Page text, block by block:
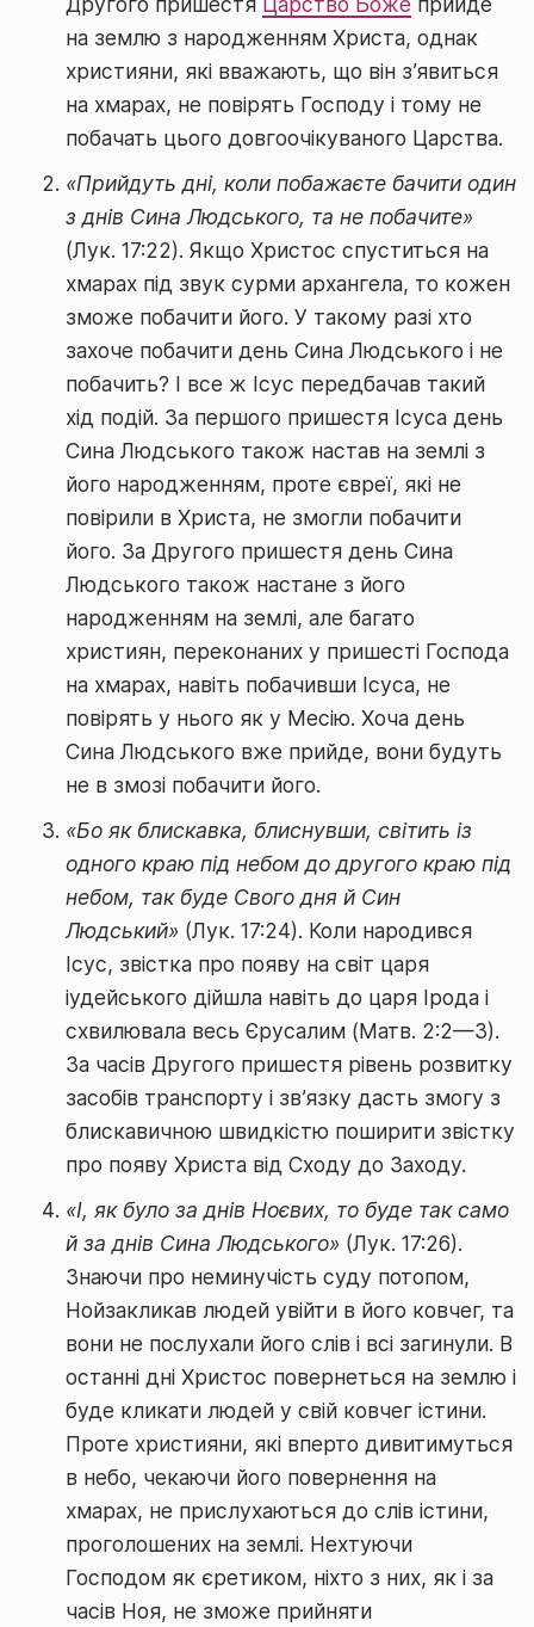
на землю з народженням Христа, однак
християни, які вважають, що він з’явиться
на хмарах, не повірять Господу і тому не
побачать цього довгоочікуваного Царства.
«Прийдуть дні, коли побажаєте бачити один
з днів Сина Людського, та не побачите»
(Лук. 17:22). Якщо Христос спуститься на
хмарах під звук сурми архангела, то кожен
зможе побачити його. У такому разі хто
захоче побачити день Сина Людського і не
побачить? І все ж Ісус передбачав такий
хід подій. За першого пришестя Ісуса день
Сина Людського також настав на землі з
його народженням, проте євреї, які не
повірили в Христа, не змогли побачити
його. За Другого пришестя день Сина
Людського також настане з його
народженням на землі, але багато
християн, переконаних у пришесті Господа
на хмарах, навіть побачивши Ісуса, не
повірять у нього як у Месію. Хоча день
Сина Людського вже прийде, вони будуть
не в змозі побачити його.
«Бо як блискавка, блиснувши, світить із
одного краю під небом до другого краю під
небом, так буде Свого дня й Син
Людський» (Лук. 17:24). Коли народився
Ісус, звістка про появу на світ царя
іудейського дійшла навіть до царя Ірода і
схвилювала весь Єрусалим (Матв. 2:2—3).
За часів Другого пришестя рівень розвитку
засобів транспорту і зв’язку дасть змогу з
блискавичною швидкістю поширити звістку
про появу Христа від Сходу до Заходу.
«І, як було за днів Ноєвих, то буде так само
й за днів Сина Людського» (Лук. 17:26).
Знаючи про неминучість суду потопом,
Нойзакликав людей увійти в його ковчег, та
вони не послухали його слів і всі загинули. В
останні дні Христос повернеться на землю і
буде кликати людей у свій ковчег істини.
Проте християни, які вперто дивитимуться
в небо, чекаючи його повернення на
хмарах, не прислухаються до слів істини,
проголошених на землі. Нехтуючи
Господом як єретиком, ніхто з них, як і за
часів Ноя, не зможе прийняти